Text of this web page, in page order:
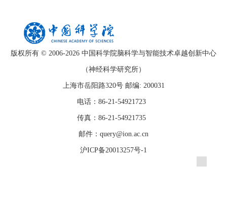
版权所有 © 2006-2026 中国科学院脑科学与智能技术卓越创新中心
（神经科学研究所）
上海市岳阳路320号 邮编: 200031
电话：86-21-54921723
传真：86-21-54921735
邮件：query@ion.ac.cn
沪ICP备20013257号-1